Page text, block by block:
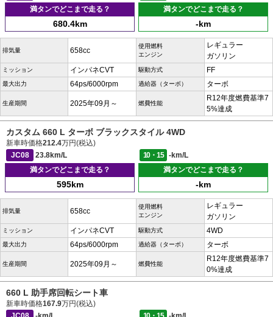
満タンでどこまで走る？
680.4km
満タンでどこまで走る？
-km
排気量 658cc
使用燃料
エンジン
レギュラー
ガソリン
ミッション インパネCVT 駆動方式 FF
最大出力 64ps/6000rpm 過給器（ターボ） ターボ
生産期間 2025年09月～ 燃費性能
R12年度燃費基準7
5%達成
カスタム 660 L ターボ ブラックスタイル 4WD
新車時価格212.4万円(税込)
JC08
23.8km/L 10・15
-km/L
満タンでどこまで走る？
595km
満タンでどこまで走る？
-km
排気量 658cc
使用燃料
エンジン
レギュラー
ガソリン
ミッション インパネCVT 駆動方式 4WD
最大出力 64ps/6000rpm 過給器（ターボ） ターボ
生産期間 2025年09月～ 燃費性能
R12年度燃費基準7
0%達成
660 L 助手席回転シート車
新車時価格167.9万円(税込)